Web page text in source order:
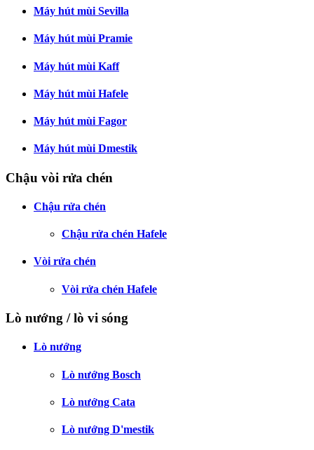
Máy hút mùi Sevilla
Máy hút mùi Pramie
Máy hút mùi Kaff
Máy hút mùi Hafele
Máy hút mùi Fagor
Máy hút mùi Dmestik
Chậu vòi rửa chén
Chậu rửa chén
Chậu rửa chén Hafele
Vòi rửa chén
Vòi rửa chén Hafele
Lò nướng / lò vi sóng
Lò nướng
Lò nướng Bosch
Lò nướng Cata
Lò nướng D'mestik